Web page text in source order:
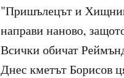
"Пришълецът и
направи наново,
Всички обичат
Днес кметът Борисов